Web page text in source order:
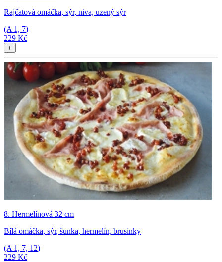
Rajčatová omáčka, sýr, niva, uzený sýr
(A 1, 7)
229 Kč
+
8. Hermelínová 32 cm
Bílá omáčka, sýr, šunka, hermelín, brusinky
(A 1, 7, 12)
229 Kč